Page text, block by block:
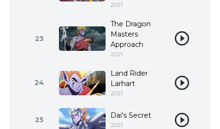
2021
23
The Dragon
Masters
Approach
2021
24
Land Rider
Larhart
2021
25 Dai's Secret
2021